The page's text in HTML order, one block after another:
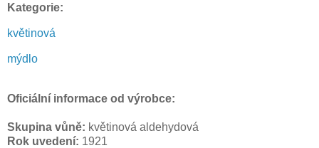
Kategorie:
květinová
mýdlo
Oficiální informace od výrobce:
Skupina vůně: květinová aldehydová
Rok uvedení: 1921